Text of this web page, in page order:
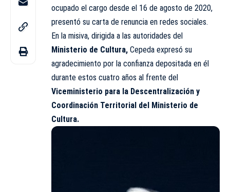
ocupado el cargo desde el 16 de agosto de 2020,
presentó su carta de renuncia en redes sociales.
En la misiva, dirigida a las autoridades del
Ministerio de Cultura, Cepeda expresó su
agradecimiento por la confianza depositada en él
durante estos cuatro años al frente del
Viceministerio para la Descentralización y
Coordinación Territorial del Ministerio de
Cultura.